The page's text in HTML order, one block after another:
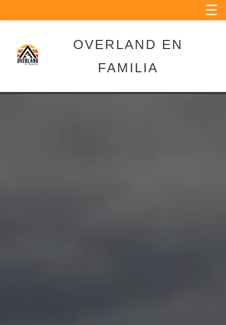
☰
OVERLAND EN
FAMILIA